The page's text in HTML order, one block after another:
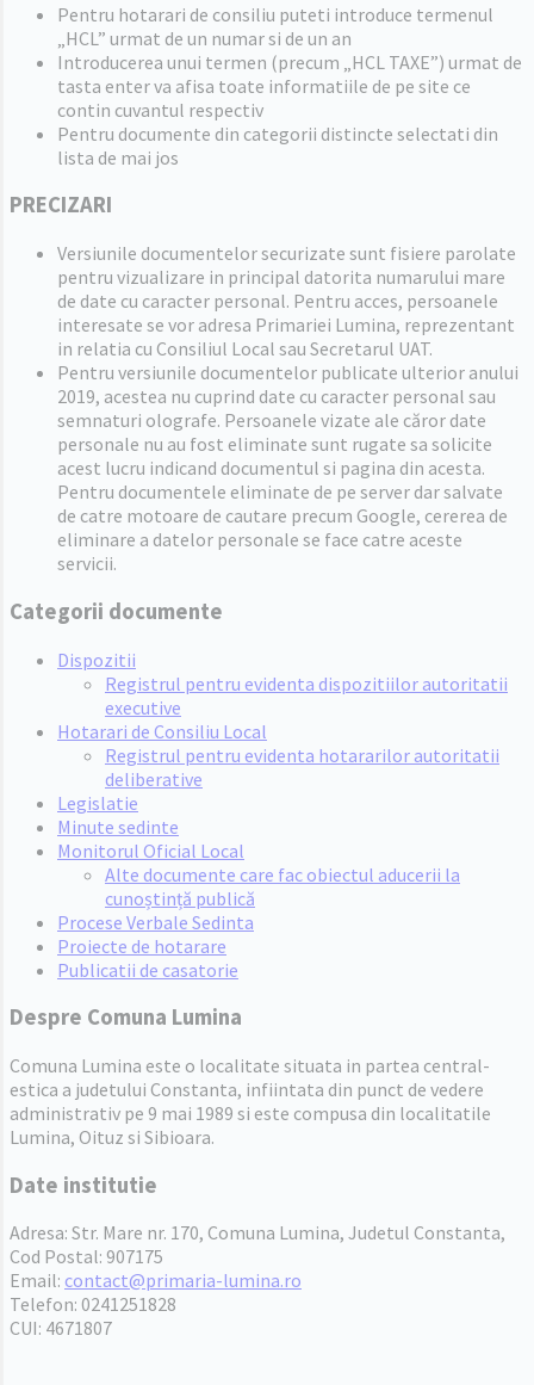
Pentru hotarari de consiliu puteti introduce termenul
„HCL” urmat de un numar si de un an
Introducerea unui termen (precum „HCL TAXE”) urmat de
tasta enter va afisa toate informatiile de pe site ce
contin cuvantul respectiv
Pentru documente din categorii distincte selectati din
lista de mai jos
PRECIZARI
Versiunile documentelor securizate sunt fisiere parolate
pentru vizualizare in principal datorita numarului mare
de date cu caracter personal. Pentru acces, persoanele
interesate se vor adresa Primariei Lumina, reprezentant
in relatia cu Consiliul Local sau Secretarul UAT.
Pentru versiunile documentelor publicate ulterior anului
2019, acestea nu cuprind date cu caracter personal sau
semnaturi olografe. Persoanele vizate ale căror date
personale nu au fost eliminate sunt rugate sa solicite
acest lucru indicand documentul si pagina din acesta.
Pentru documentele eliminate de pe server dar salvate
de catre motoare de cautare precum Google, cererea de
eliminare a datelor personale se face catre aceste
servicii.
Categorii documente
Dispozitii
Registrul pentru evidenta dispozitiilor autoritatii
executive
Hotarari de Consiliu Local
Registrul pentru evidenta hotararilor autoritatii
deliberative
Legislatie
Minute sedinte
Monitorul Oficial Local
Alte documente care fac obiectul aducerii la
cunoștință publică
Procese Verbale Sedinta
Proiecte de hotarare
Publicatii de casatorie
Despre Comuna Lumina
Comuna Lumina este o localitate situata in partea central-
estica a judetului Constanta, infiintata din punct de vedere
administrativ pe 9 mai 1989 si este compusa din localitatile
Lumina, Oituz si Sibioara.
Date institutie
Adresa: Str. Mare nr. 170, Comuna Lumina, Judetul Constanta,
Cod Postal: 907175
Email: contact@primaria-lumina.ro
Telefon: 0241251828
CUI: 4671807